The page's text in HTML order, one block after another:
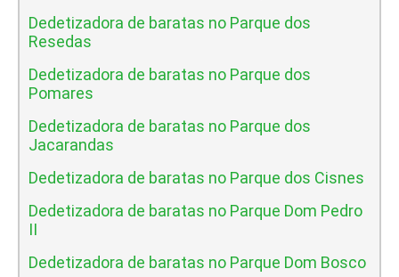
Dedetizadora de baratas no Parque dos
Resedas
Dedetizadora de baratas no Parque dos
Pomares
Dedetizadora de baratas no Parque dos
Jacarandas
Dedetizadora de baratas no Parque dos Cisnes
Dedetizadora de baratas no Parque Dom Pedro
II
Dedetizadora de baratas no Parque Dom Bosco